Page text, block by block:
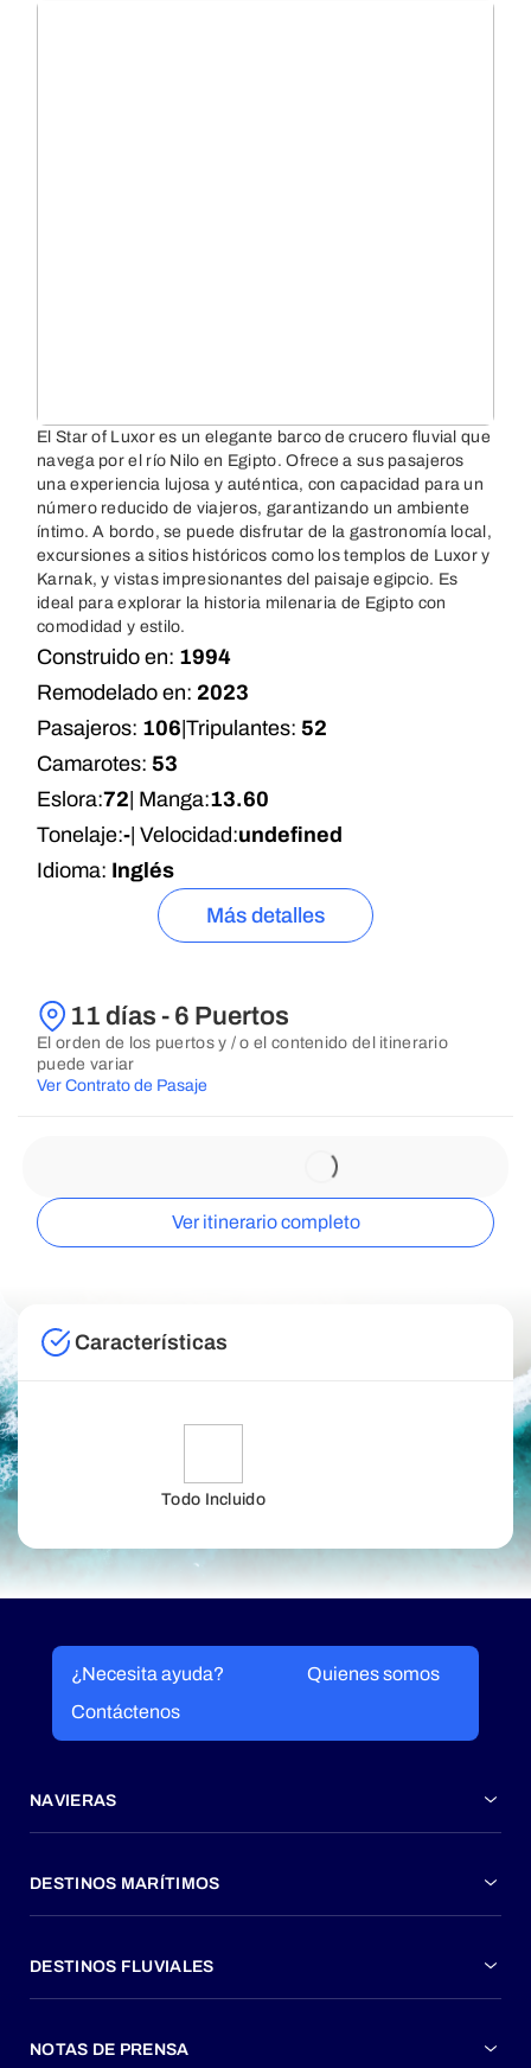
El Star of Luxor es un elegante barco de crucero fluvial que
navega por el río Nilo en Egipto. Ofrece a sus pasajeros
una experiencia lujosa y auténtica, con capacidad para un
número reducido de viajeros, garantizando un ambiente
íntimo. A bordo, se puede disfrutar de la gastronomía local,
excursiones a sitios históricos como los templos de Luxor y
Karnak, y vistas impresionantes del paisaje egipcio. Es
ideal para explorar la historia milenaria de Egipto con
comodidad y estilo.
Construido en: 1994
Remodelado en: 2023
Pasajeros: 106 Tripulantes: 52
Camarotes: 53
Eslora:72 | Manga:13.60
Tonelaje:- | Velocidad:undefined
Idioma: Inglés
Más detalles
11 días - 6 Puertos
El orden de los puertos y / o el contenido del itinerario
puede variar
Ver Contrato de Pasaje
Ver itinerario completo
Características
Todo Incluido
¿Necesita ayuda?
Quienes somos
Contáctenos
NAVIERAS
DESTINOS MARÍTIMOS
DESTINOS FLUVIALES
NOTAS DE PRENSA